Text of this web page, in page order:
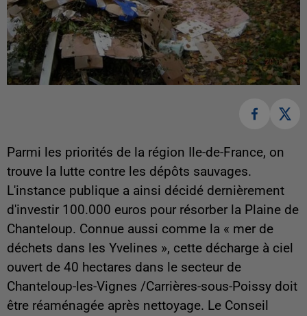
Parmi les priorités de la région Ile-de-France, on
trouve la lutte contre les dépôts sauvages.
L'instance publique a ainsi décidé dernièrement
d'investir 100.000 euros pour résorber la Plaine de
Chanteloup. Connue aussi comme la « mer de
déchets dans les Yvelines », cette décharge à ciel
ouvert de 40 hectares dans le secteur de
Chanteloup-les-Vignes /Carrières-sous-Poissy doit
être réaménagée après nettoyage. Le Conseil